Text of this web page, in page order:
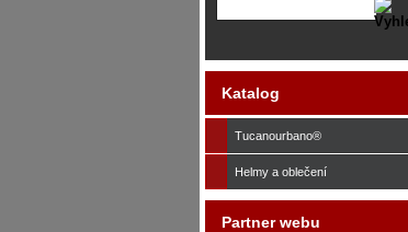
Katalog
Tucanourbano®
Helmy a oblečení
Partner webu